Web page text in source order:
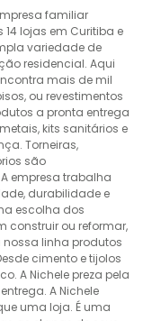
familiar
lojas em Curitiba e
variedade de
residencial. Aqui
mais de mil
ou revestimentos
a pronta entrega
kits sanitários e
Torneiras,
são
empresa trabalha
durabilidade e
escolha dos
construir ou reformar,
linha produtos
cimento e tijolos
A Nichele preza pela
A Nichele
uma loja. É uma